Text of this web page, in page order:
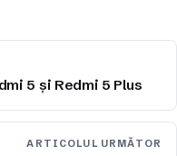
5 și Redmi 5 Plus
ARTICOLUL URMĂTOR